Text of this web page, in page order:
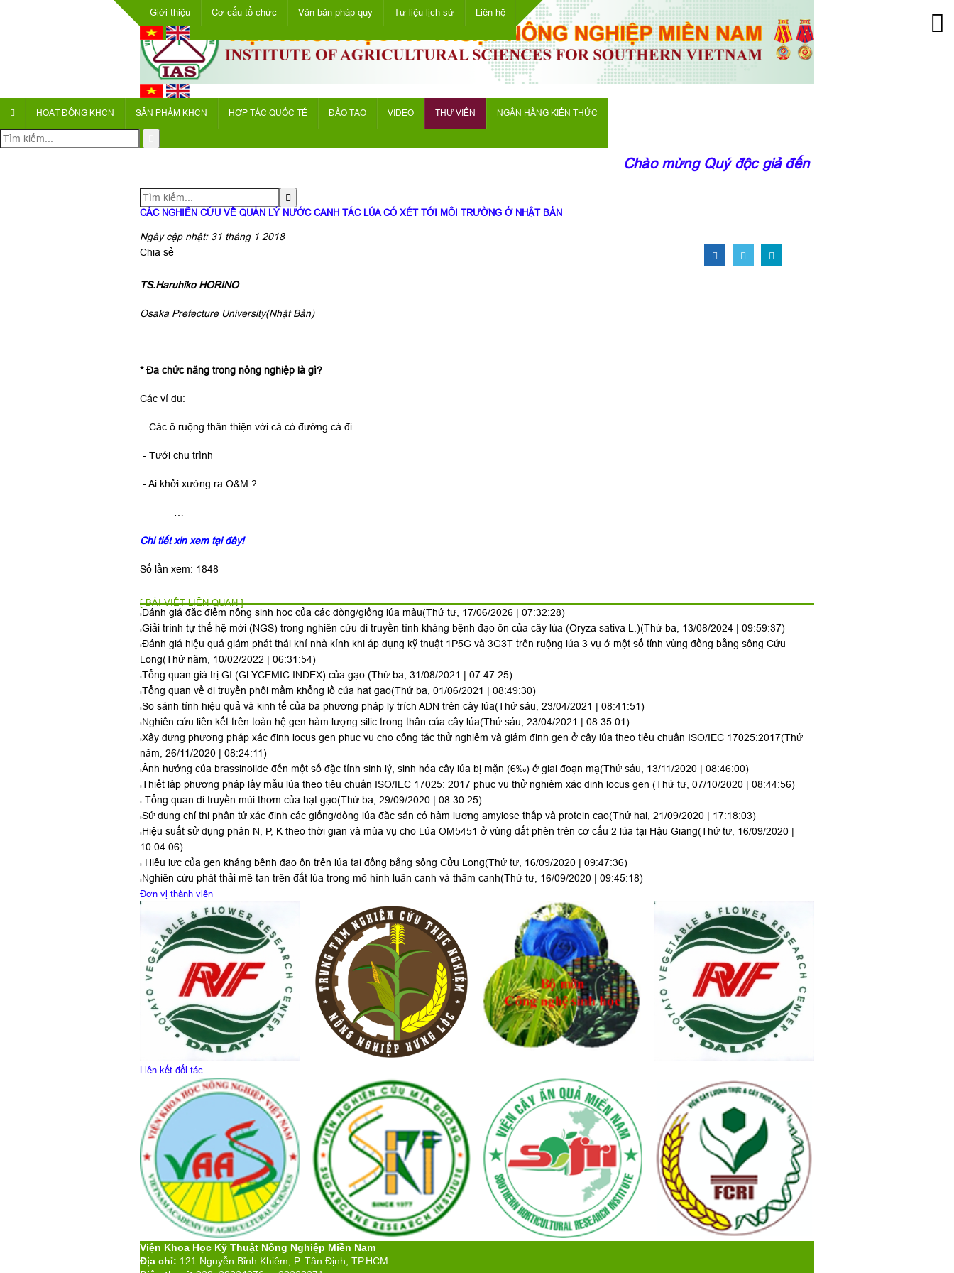
Giới thiệu Cơ cấu tổ chức Văn bản pháp quy Tư liệu lịch sử Liên hệ
HOẠT ĐỘNG KHCN SẢN PHẨM KHCN HỢP TÁC QUỐC TẾ ĐÀO TẠO VIDEO THƯ VIỆN NGÂN HÀNG KIẾN THỨC
Chào mừng Quý độc giả đến với trang thông tin
CÁC NGHIÊN CỨU VỀ QUẢN LÝ NƯỚC CANH TÁC LÚA CÓ XÉT TỚI MÔI TRƯỜNG Ở NHẬT BẢN
Ngày cập nhật: 31 tháng 1 2018
Chia sẻ
TS.Haruhiko HORINO
Osaka Prefecture University(Nhật Bản)
* Đa chức năng trong nông nghiệp là gì?
Các ví dụ:
- Các ô ruộng thân thiện với cá có đường cá đi
- Tưới chu trình
- Ai khởi xướng ra O&M ?
Chi tiết xin xem tại đây!
Số lần xem: 1848
[ BÀI VIẾT LIÊN QUAN ]
Đánh giá đặc điểm nông sinh học của các dòng/giống lúa màu(Thứ tư, 17/06/2026 | 07:32:28)
Giải trình tự thế hệ mới (NGS) trong nghiên cứu di truyền tính kháng bệnh đạo ôn của cây lúa (Oryza sativa L.)(Thứ ba, 13/08/2024 | 09:59:37)
Đánh giá hiệu quả giảm phát thải khí nhà kính khi áp dụng kỹ thuật 1P5G và 3G3T trên ruộng lúa 3 vụ ở một số tỉnh vùng đồng bằng sông Cửu
Long(Thứ năm, 10/02/2022 | 06:31:54)
Tổng quan giá trị GI (GLYCEMIC INDEX) của gạo (Thứ ba, 31/08/2021 | 07:47:25)
Tổng quan về di truyền phôi mầm khổng lồ của hạt gạo(Thứ ba, 01/06/2021 | 08:49:30)
So sánh tính hiệu quả và kinh tế của ba phương pháp ly trích ADN trên cây lúa(Thứ sáu, 23/04/2021 | 08:41:51)
Nghiên cứu liên kết trên toàn hệ gen hàm lượng silic trong thân của cây lúa(Thứ sáu, 23/04/2021 | 08:35:01)
Xây dựng phương pháp xác định locus gen phục vụ cho công tác thử nghiệm và giám định gen ở cây lúa theo tiêu chuẩn ISO/IEC 17025:2017(Thứ
năm, 26/11/2020 | 08:24:11)
Ảnh hưởng của brassinolide đến một số đặc tính sinh lý, sinh hóa cây lúa bị mặn (6‰) ở giai đoạn mạ(Thứ sáu, 13/11/2020 | 08:46:00)
Thiết lập phương pháp lấy mẫu lúa theo tiêu chuẩn ISO/IEC 17025: 2017 phục vụ thử nghiệm xác định locus gen (Thứ tư, 07/10/2020 | 08:44:56)
Tổng quan di truyền mùi thơm của hạt gạo(Thứ ba, 29/09/2020 | 08:30:25)
Sử dụng chỉ thị phân tử xác định các giống/dòng lúa đặc sản có hàm lượng amylose thấp và protein cao(Thứ hai, 21/09/2020 | 17:18:03)
Hiệu suất sử dụng phân N, P, K theo thời gian và mùa vụ cho Lúa OM5451 ở vùng đất phèn trên cơ cấu 2 lúa tại Hậu Giang(Thứ tư, 16/09/2020 |
10:04:06)
Hiệu lực của gen kháng bệnh đạo ôn trên lúa tại đồng bằng sông Cửu Long(Thứ tư, 16/09/2020 | 09:47:36)
Nghiên cứu phát thải mê tan trên đất lúa trong mô hình luân canh và thâm canh(Thứ tư, 16/09/2020 | 09:45:18)
Đơn vị thành viên
Liên kết đối tác
Viện Khoa Học Kỹ Thuật Nông Nghiệp Miền Nam
Địa chỉ: 121 Nguyễn Bỉnh Khiêm, P. Tân Định, TP.HCM